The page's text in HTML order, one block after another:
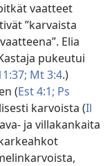
vaatteet
”karvaista
Elia
pukeutui
Mt 3:4.)
(Est 4:1; Ps
karvoista (Il
ja villakankaita